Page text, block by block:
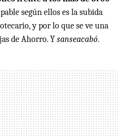
según ellos es la subida
y por lo que se ve una
de Ahorro. Ysanseacabó.